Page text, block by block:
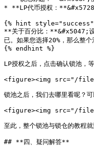
* **LP代币授权：
{% hint style="success"
**关于百分比：**&#x5047;设
已。如果您选择20%，那么整个
{% endhint %}
LP授权之后，点击确认锁池，
<figure><img src="/
锁池之后，我们去哪里看
<figure><img src="/
至此，整个锁池与锁仓的教程
## **四、疑问解答**